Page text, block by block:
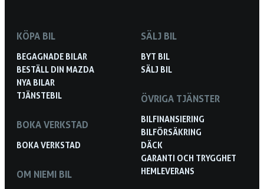
KÖPA BIL
BEGAGNADE BILAR
BESTÄLL DIN MAZDA
NYA BILAR
TJÄNSTEBIL
BOKA VERKSTAD
BOKA VERKSTAD
OM NIEMI BIL
SÄLJ BIL
BYT BIL
SÄLJ BIL
ÖVRIGA TJÄNSTER
BILFINANSIERING
BILFÖRSÄKRING
DÄCK
GARANTI OCH TRYGGHET
HEMLEVERANS